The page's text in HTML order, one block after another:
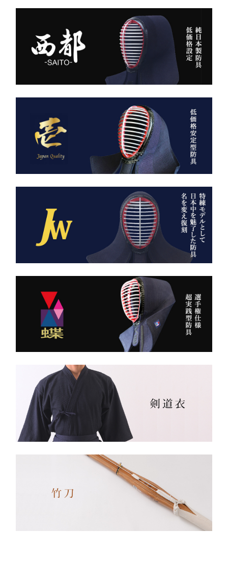
り、
ち姿までも凛々しく映えま
す。
ー 伝統と誇り、そして美
袴、その風合いをぜひご体
感ください。
8800 木綿袴 ―
武州金橋8800 木綿袴
（小島染織工業） × 熊本
日本が誇る伝統織物 武州
金橋（8800番手 木綿生
地） を使用した 本格木綿
生地は明治5年創業の老舗
小島染織工業 による純国
縫製は熊本の熟練縫製工場
で丁寧に仕立てられ、耐
久性と着心地を両立してい
ます。
日々の稽古・大会でも安心
内側は大切な竹刀をやさし
く守るクッション構造。
高密度ベルベットと日本製
ならではの精密な縫製が、
型崩れを防ぎ、長年使って
も美しい形を保ち続けま
す。
「見た目だけ」では終わら
せない、本物の品質があり
ます。
ただ運ぶための袋ではあり
これは、
強さ・品格・こだわりをま
とうための竹刀袋。
持つだけで気持ちが引き締
道場に入る一歩目から、勝
負のスイッチが入る。
――その一本を、あなたの
手に。